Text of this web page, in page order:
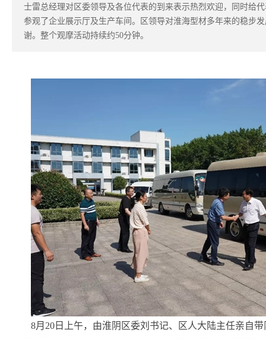
士雷总经理对区委领导及各位代表的到来表示热烈欢迎，同时给
参观了企业展示厅及生产车间。区领导对淮海型材多年来的稳步
谢。整个观摩活动持续约50分钟。
8月20日上午，由淮阴区委刘书记、区人大陆主任亲自